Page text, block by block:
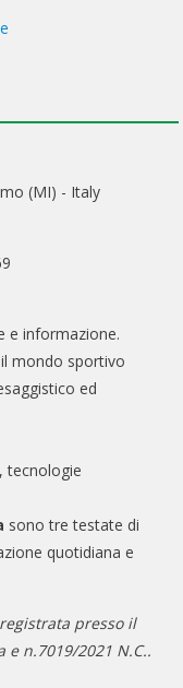
(MI) - Italy
e informazione.
mondo sportivo
ed
tecnologie
sono tre testate di
quotidiana e
presso il
e n.7019/2021 N.C..